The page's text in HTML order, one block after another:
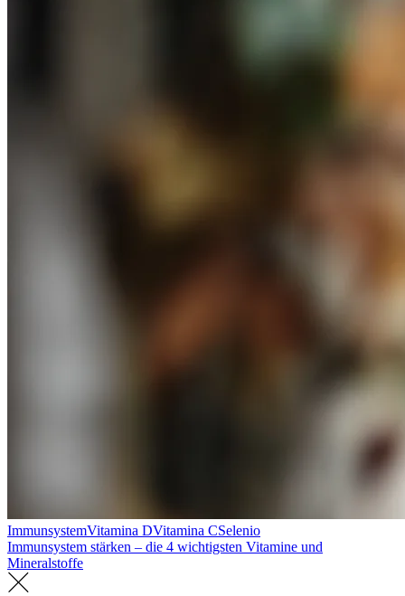
ImmunsystemVitamina DVitamina CSelenio
Immunsystem stärken – die 4 wichtigsten Vitamine und
Mineralstoffe